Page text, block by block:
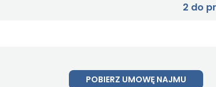
2 do
POBIERZ UMOWĘ NAJMU